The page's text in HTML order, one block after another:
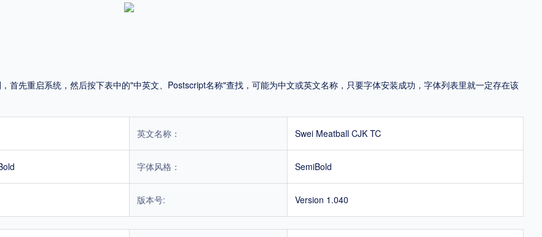
首先重启系统，然后按下表中的"中英文、Postscript名称"查找，可能为中文或英文名称，只要字体安装成功，字体列表里就一定存在该
英文名称： Swei Meatball CJK TC
字体风格： SemiBold
版本号: Version 1.040